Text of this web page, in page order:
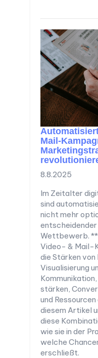
Mail-
8.8.2025
Im Zeitalter
sind
nicht mehr
Wettbewerb.
Video- & Mail-
die Stärken
Visualisierung
stärken,
und
diesem Artikel
diese
wie sie in der
welche
erschließt.